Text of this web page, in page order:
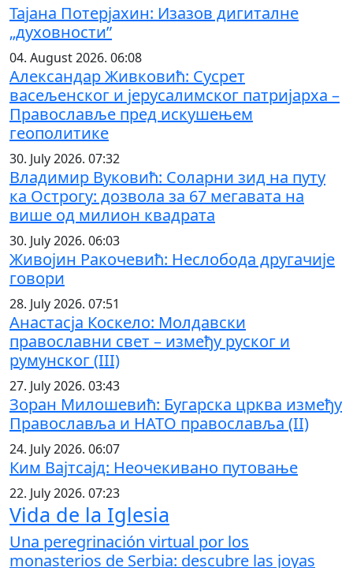
Тајана Потерјахин: Изазов дигиталне
„духовности”
04. August 2026. 06:08
Александар Живковић: Сусрет
васељенског и јерусалимског патријарха –
Православље пред искушењем
геополитике
30. July 2026. 07:32
Владимир Вуковић: Соларни зид на путу
ка Острогу: дозвола за 67 мегавата на
више од милион квадрата
30. July 2026. 06:03
Живојин Ракочевић: Неслобода другачије
говори
28. July 2026. 07:51
Анастасја Коскело: Молдавски
православни свет – између руског и
румунског (III)
27. July 2026. 03:43
Зоран Милошевић: Бугарска црква између
Православља и НАТО православља (II)
24. July 2026. 06:07
Ким Вајтсајд: Неочекивано путовање
22. July 2026. 07:23
Vida de la Iglesia
Una peregrinación virtual por los
monasterios de Serbia: descubre las joyas